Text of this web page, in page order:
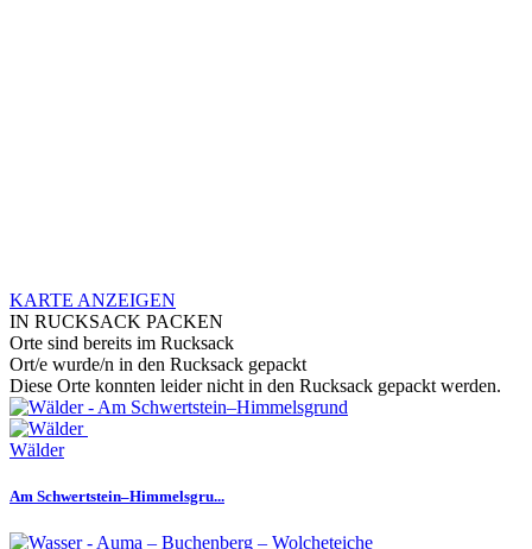
KARTE ANZEIGEN
IN RUCKSACK PACKEN
Orte sind bereits im Rucksack
Ort/e wurde/n in den Rucksack gepackt
Diese Orte konnten leider nicht in den Rucksack gepackt werden.
Wälder
Am Schwertstein–Himmelsgru...